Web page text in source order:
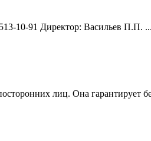
10-91 Директор: Васильев П.П. ...
лиц. Она гарантирует